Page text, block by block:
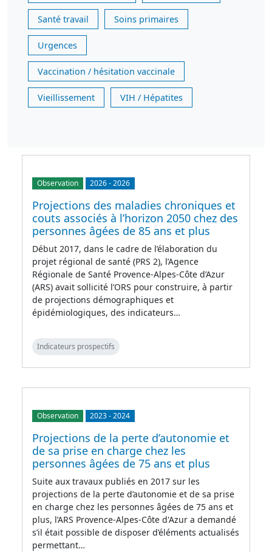
Santé travail Soins primaires
Urgences
Vaccination / hésitation vaccinale
Vieillissement VIH / Hépatites
Observation 2026-2026
Projections des maladies chroniques et
couts associés à l’horizon 2050 chez des
personnes âgées de 85 ans et plus
Début 2017, dans le cadre de l’élaboration du
projet régional de santé (PRS 2), l’Agence
Régionale de Santé Provence-Alpes-Côte d’Azur
(ARS) avait sollicité l’ORS pour construire, à partir
de projections démographiques et
épidémiologiques, des indicateurs…
Indicateurs prospectifs
Observation 2023-2024
Projections de la perte d’autonomie et
de sa prise en charge chez les
personnes âgées de 75 ans et plus
Suite aux travaux publiés en 2017 sur les
projections de la perte d’autonomie et de sa prise
en charge chez les personnes âgées de 75 ans et
plus, l’ARS Provence-Alpes-Côte d'Azur a demandé
s’il était possible de disposer d’éléments actualisés
permettant…